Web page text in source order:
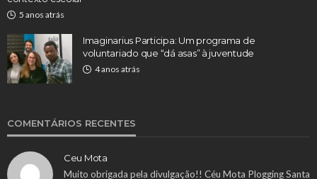
5 anos atrás
Imaginarius Participa: Um programa de
voluntariado que “dá asas” à juventude
4 anos atrás
COMENTÁRIOS RECENTES
Ceu Mota
Muito obrigada pela divulgação!! Céu Mota Plogging Santa